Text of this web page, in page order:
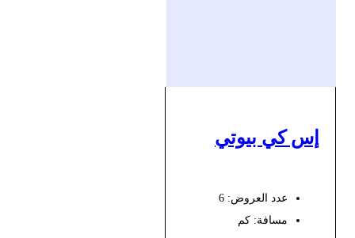
إس كي بيوتي
عدد العروض: 6
مسافة:كم